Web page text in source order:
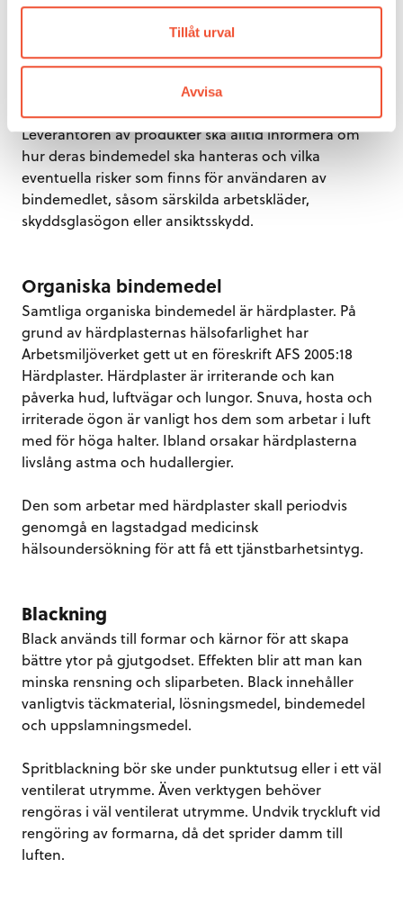
Tillåt urval
Avvisa
behöver lagras i slutna behållare i ett svalt och
kemiska bindemedel har alla egenskapen att vara
Leverantören av produkter ska alltid informera om
hur deras bindemedel ska hanteras och vilka
eventuella risker som finns för användaren av
bindemedlet, såsom särskilda arbetskläder,
skyddsglasögon eller ansiktsskydd.
Organiska bindemedel
Samtliga organiska bindemedel är härdplaster. På
grund av härdplasternas hälsofarlighet har
Arbetsmiljöverket gett ut en föreskrift AFS 2005:18
Härdplaster. Härdplaster är irriterande och kan
påverka hud, luftvägar och lungor. Snuva, hosta och
irriterade ögon är vanligt hos dem som arbetar i luft
med för höga halter. Ibland orsakar härdplasterna
livslång astma och hudallergier.
Den som arbetar med härdplaster skall periodvis
genomgå en lagstadgad medicinsk
hälsoundersökning för att få ett tjänstbarhetsintyg.
Blackning
Black används till formar och kärnor för att skapa
bättre ytor på gjutgodset. Effekten blir att man kan
minska rensning och sliparbeten. Black innehåller
vanligtvis täckmaterial, lösningsmedel, bindemedel
och uppslamningsmedel.
Spritblackning bör ske under punktutsug eller i ett väl
ventilerat utrymme. Även verktygen behöver
rengöras i väl ventilerat utrymme. Undvik tryckluft vid
rengöring av formarna, då det sprider damm till
luften.